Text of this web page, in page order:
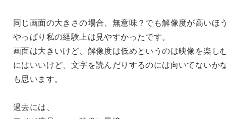
同じ画面の大きさの場合、無意味？でも解像度が高いほ
やっぱり私の経験上は見やすかったです。
画面は大きいけど、解像度は低めというのは映像を楽し
にはいいけど、文字を読んだりするのには向いてないか
も思います。
過去には、